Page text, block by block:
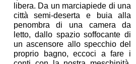
libera. Da un marciapiede di una
città semi-deserta e buia alla
penombra di una camera da
letto, dallo spazio soffocante di
un ascensore allo specchio del
proprio bagno, eccoci a fare i